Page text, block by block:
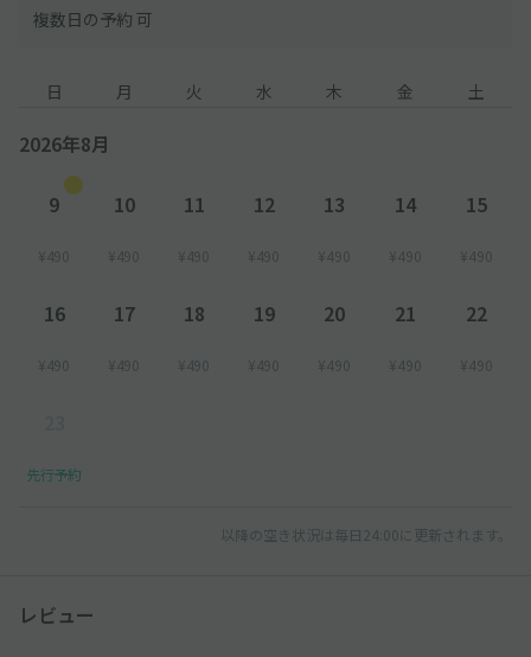
複数日の予約 可
日 月 火 水 木 金 土
2026年8月
9
¥490
10
¥490
11
¥490
12
¥490
13
¥490
14
¥490
15
¥490
16
¥490
17
¥490
18
¥490
19
¥490
20
¥490
21
¥490
22
¥490
先行予約
以降の空き状況は毎日24:00に更新されます。
レビュー